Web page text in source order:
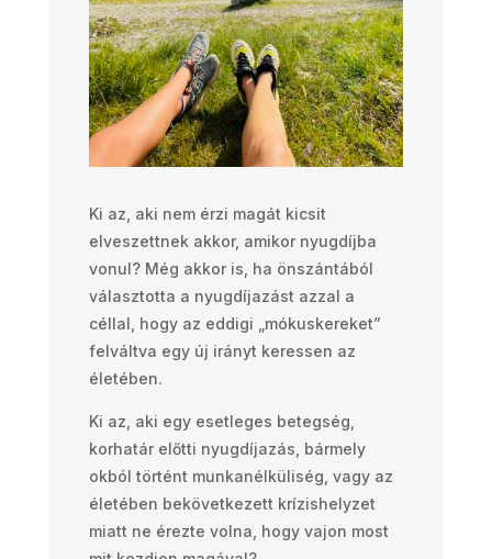
Ki az, aki nem érzi magát kicsit
elveszettnek akkor, amikor nyugdíjba
vonul? Még akkor is, ha önszántából
választotta a nyugdíjazást azzal a
céllal, hogy az eddigi „mókuskereket”
felváltva egy új irányt keressen az
életében.
Ki az, aki egy esetleges betegség,
korhatár előtti nyugdíjazás, bármely
okból történt munkanélküliség, vagy az
életében bekövetkezett krízishelyzet
miatt ne érezte volna, hogy vajon most